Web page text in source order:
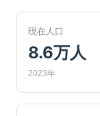
現在人口
8.6万人
2023年